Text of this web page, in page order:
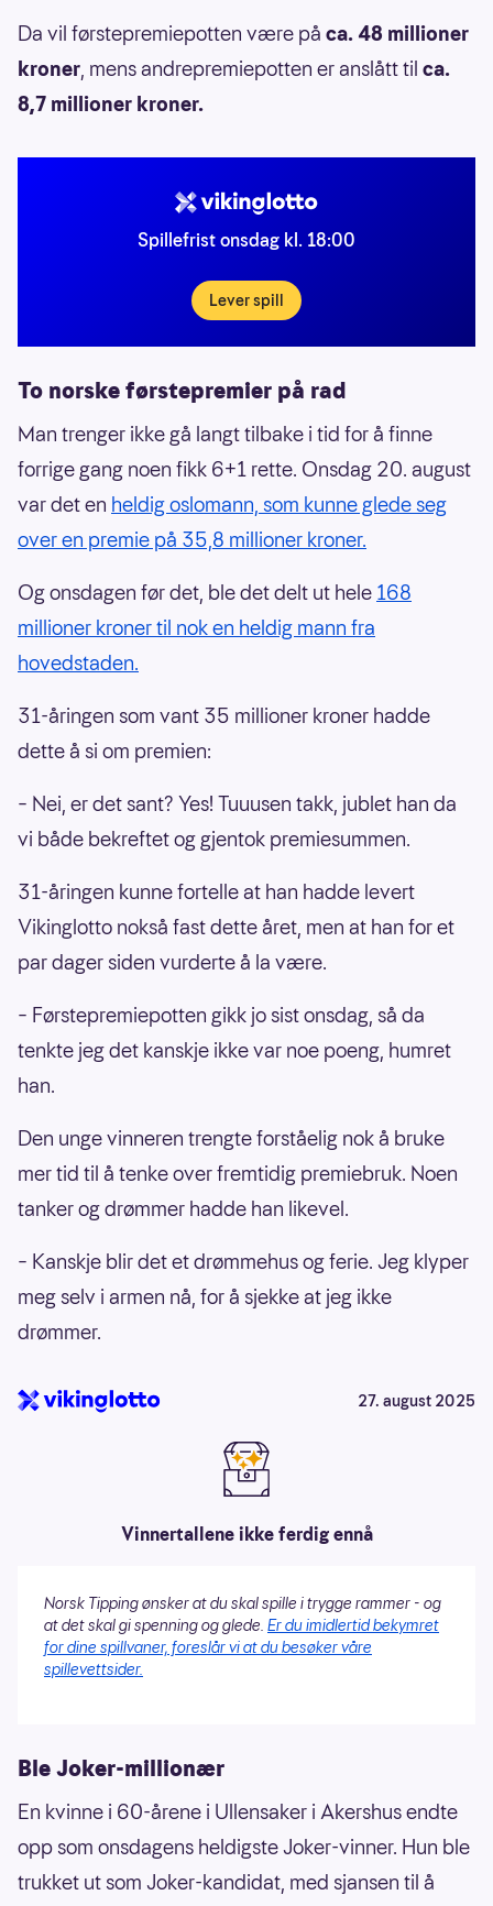
Da vil førstepremiepotten være på ca. 48 millioner
kroner, mens andrepremiepotten er anslått til ca.
8,7 millioner kroner.
Spillefrist onsdag kl. 18:00
Lever spill
To norske førstepremier på rad
Man trenger ikke gå langt tilbake i tid for å finne
forrige gang noen fikk 6+1 rette. Onsdag 20. august
var det en heldig oslomann, som kunne glede seg
over en premie på 35,8 millioner kroner.
Og onsdagen før det, ble det delt ut hele 168
millioner kroner til nok en heldig mann fra
hovedstaden.
31-åringen som vant 35 millioner kroner hadde
dette å si om premien:
– Nei, er det sant? Yes! Tuuusen takk, jublet han da
vi både bekreftet og gjentok premiesummen.
31-åringen kunne fortelle at han hadde levert
Vikinglotto nokså fast dette året, men at han for et
par dager siden vurderte å la være.
– Førstepremiepotten gikk jo sist onsdag, så da
tenkte jeg det kanskje ikke var noe poeng, humret
han.
Den unge vinneren trengte forståelig nok å bruke
mer tid til å tenke over fremtidig premiebruk. Noen
tanker og drømmer hadde han likevel.
– Kanskje blir det et drømmehus og ferie. Jeg klyper
meg selv i armen nå, for å sjekke at jeg ikke
drømmer.
27. august 2025
Vinnertallene ikke ferdig ennå
Norsk Tipping ønsker at du skal spille i trygge rammer - og
at det skal gi spenning og glede. Er du imidlertid bekymret
for dine spillvaner, foreslår vi at du besøker våre
spillevettsider.
Ble Joker-millionær
En kvinne i 60-årene i Ullensaker i Akershus endte
opp som onsdagens heldigste Joker-vinner. Hun ble
trukket ut som Joker-kandidat, med sjansen til å